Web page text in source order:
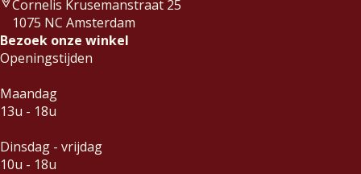
Cornelis Krusemanstraat 25
1075 NC Amsterdam
Bezoek onze winkel
Openingstijden
Maandag
13u - 18u
Dinsdag - vrijdag
10u - 18u